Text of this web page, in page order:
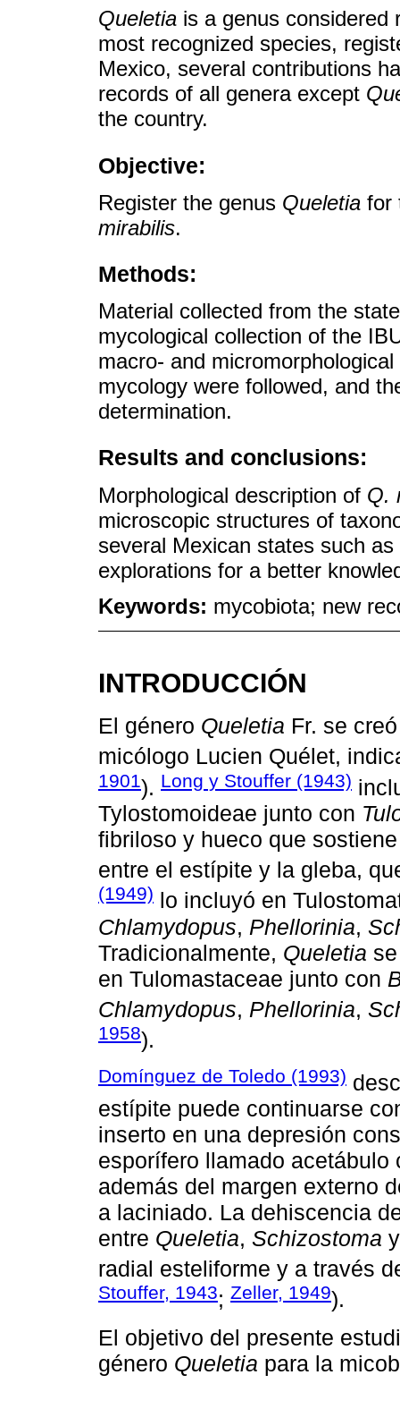
Queletia is a genus
most recognized species,
Mexico, several contributions
records of all genera except
the country.
Objective:
Register the genus Queletia for
mirabilis.
Methods:
Material collected from the
mycological collection of the
macro- and
mycology were followed, and
determination.
Results and conclusions:
Morphological description of Q.
microscopic structures of
several Mexican states such
explorations for a better
Keywords: mycobiota; new
INTRODUCCIÓN
El género Queletia Fr. se
micólogo Lucien Quélet,
1901). Long y Stouffer (1943)
Tylostomoideae junto con
fibriloso y hueco que
entre el estípite y la gleba,
(1949) lo incluyó en
Chlamydopus, Phellorinia,
Tradicionalmente, Queletia
en Tulomastaceae junto con
Chlamydopus, Phellorinia,
1958).
Domínguez de Toledo (1993)
estípite puede continuarse
inserto en una depresión
esporífero llamado
además del margen externo
a laciniado. La dehiscencia
entre Queletia, Schizostoma
radial esteliforme y a través
Stouffer, 1943; Zeller, 1949).
El objetivo del presente
género Queletia para la